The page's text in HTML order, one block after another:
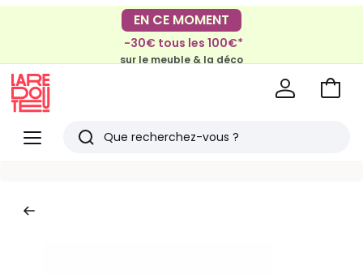
EN CE MOMENT
-30€ tous les 100€*
sur le meuble & la déco
-40% dès 2 articles*
sur le linge de maison et la literie
Menu
Redoute
Rechercher
Voir